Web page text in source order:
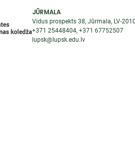
JŪRMALA
Vidus prospekts 38, Jūrmala, LV-
+371 25448404, +371 67752507
lupsk@lupsk.edu.lv